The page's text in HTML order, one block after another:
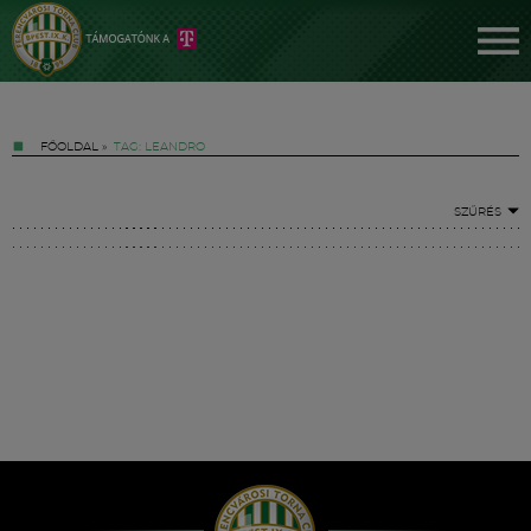
FŐOLDAL » TAG: LEANDRO
SZŰRÉS
Hírek